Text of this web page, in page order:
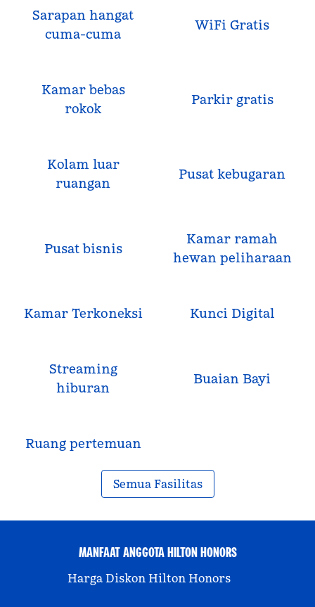
Sarapan hangat
cuma-cuma
WiFi Gratis
Kamar bebas
rokok
Parkir gratis
Kolam luar
ruangan
Pusat kebugaran
Pusat bisnis
Kamar ramah
hewan peliharaan
Kamar Terkoneksi Kunci Digital
Streaming
hiburan
Buaian Bayi
Ruang pertemuan
Semua Fasilitas
MANFAAT ANGGOTA HILTON HONORS
Harga Diskon Hilton Honors